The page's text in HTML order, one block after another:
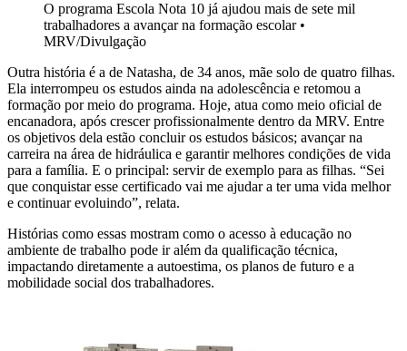
O programa Escola Nota 10 já ajudou mais de sete mil
trabalhadores a avançar na formação escolar •
MRV/Divulgação
Outra história é a de Natasha, de 34 anos, mãe solo de quatro filhas.
Ela interrompeu os estudos ainda na adolescência e retomou a
formação por meio do programa. Hoje, atua como meio oficial de
encanadora, após crescer profissionalmente dentro da MRV. Entre
os objetivos dela estão concluir os estudos básicos; avançar na
carreira na área de hidráulica e garantir melhores condições de vida
para a família. E o principal: servir de exemplo para as filhas. “Sei
que conquistar esse certificado vai me ajudar a ter uma vida melhor
e continuar evoluindo”, relata.
Histórias como essas mostram como o acesso à educação no
ambiente de trabalho pode ir além da qualificação técnica,
impactando diretamente a autoestima, os planos de futuro e a
mobilidade social dos trabalhadores.